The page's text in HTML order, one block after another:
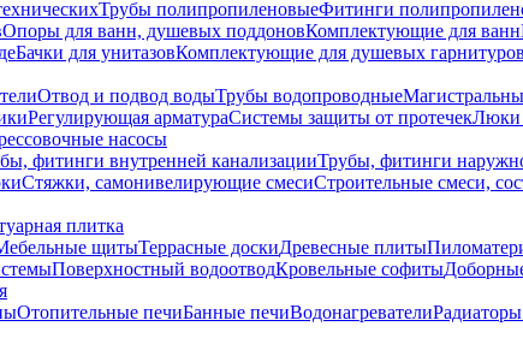
Трубы полипропиленовыеФитинги
Опоры для ванн, душевых поддоновКомплектующие для ванн
Бачки для унитазовКомплектующие для душевых гарнитуров
Отвод и подвод водыТрубы водопроводные
Регулирующая арматураСистемы защиты от протечекЛюки
насосы
фитинги внутренней канализацииТрубы, фитинги
Стяжки, самонивелирующие смесиСтроительные смеси,
плитка
щитыТеррасные доскиДревесные плиты
Поверхностный водоотводКровельные софиты
Отопительные печиБанные печиВодонагреватели